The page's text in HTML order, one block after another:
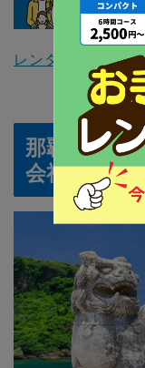
レンタカーを予約
那覇空港周
会社（営業